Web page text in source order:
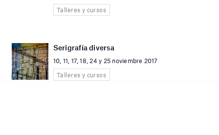
Talleres y cursos
Serigrafía diversa
10, 11, 17, 18, 24 y 25 noviembre 2017
Talleres y cursos